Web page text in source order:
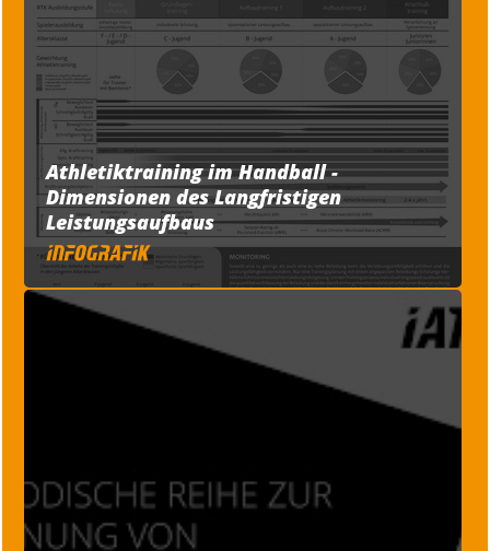
Athletiktraining im Handball -
Dimensionen des Langfristigen
Leistungsaufbaus